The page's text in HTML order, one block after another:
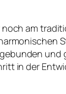
am
und
in der